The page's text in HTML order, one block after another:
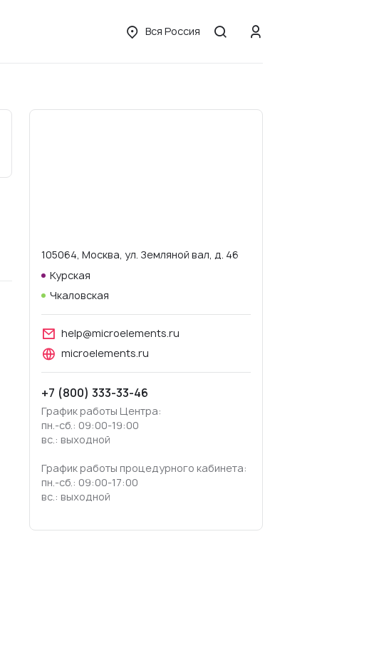
Вся Россия
105064, Москва, ул. Земляной вал, д. 46
Курская
Чкаловская
help@microelements.ru
microelements.ru
+7 (800) 333-33-46
График работы Центра:
пн.-сб.: 09:00-19:00
вс.: выходной
График работы процедурного кабинета:
пн.-сб.: 09:00-17:00
вс.: выходной